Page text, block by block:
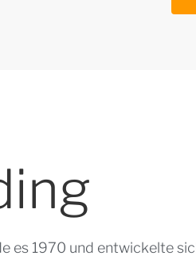
es 1970 und entwickelte